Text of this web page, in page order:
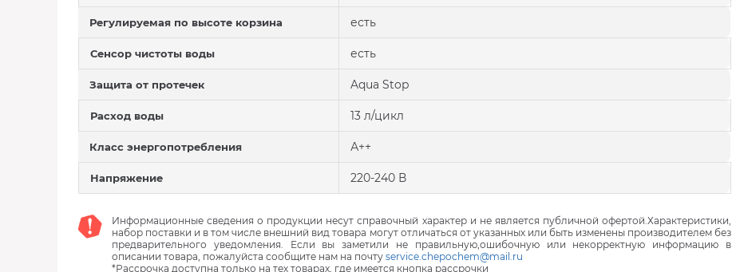
Регулируемая по высоте корзина есть
Сенсор чистоты воды есть
Защита от протечек Aqua Stop
Расход воды 13 л/цикл
Класс энергопотребления А++
Напряжение 220-240 В
Информационные сведения о продукции несут справочный характер и не является публичной офертой.Характеристики,
набор поставки и в том числе внешний вид товара могут отличаться от указанных или быть изменены производителем без
предварительного уведомления. Если вы заметили не правильную,ошибочную или некорректную информацию в
описании товара, пожалуйста сообщите нам на почту service.chepochem@mail.ru
*Рассрочка доступна только на тех товарах, где имеется кнопка рассрочки